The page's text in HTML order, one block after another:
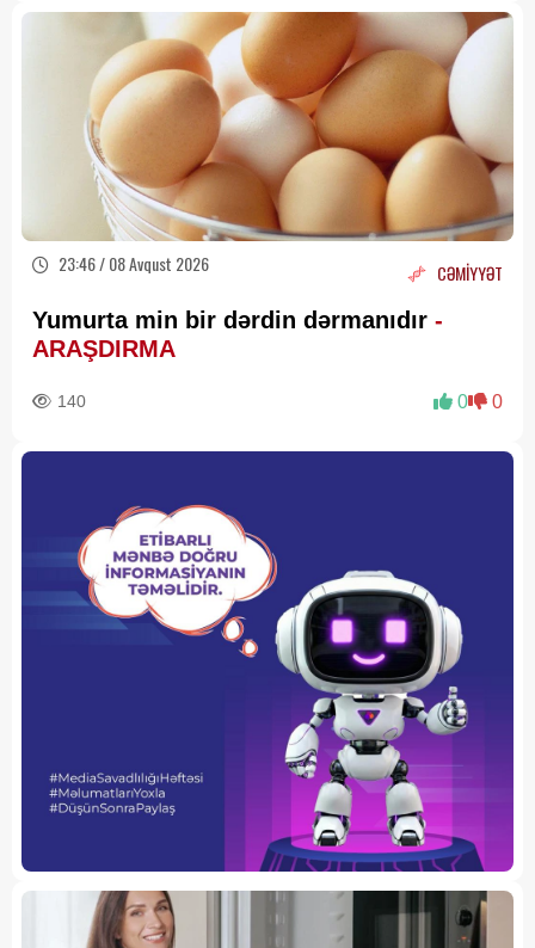
23:46 / 08 Avqust 2026 CƏMİYYƏT
Yumurta min bir dərdin dərmanıdır -
ARAŞDIRMA
140 0 0